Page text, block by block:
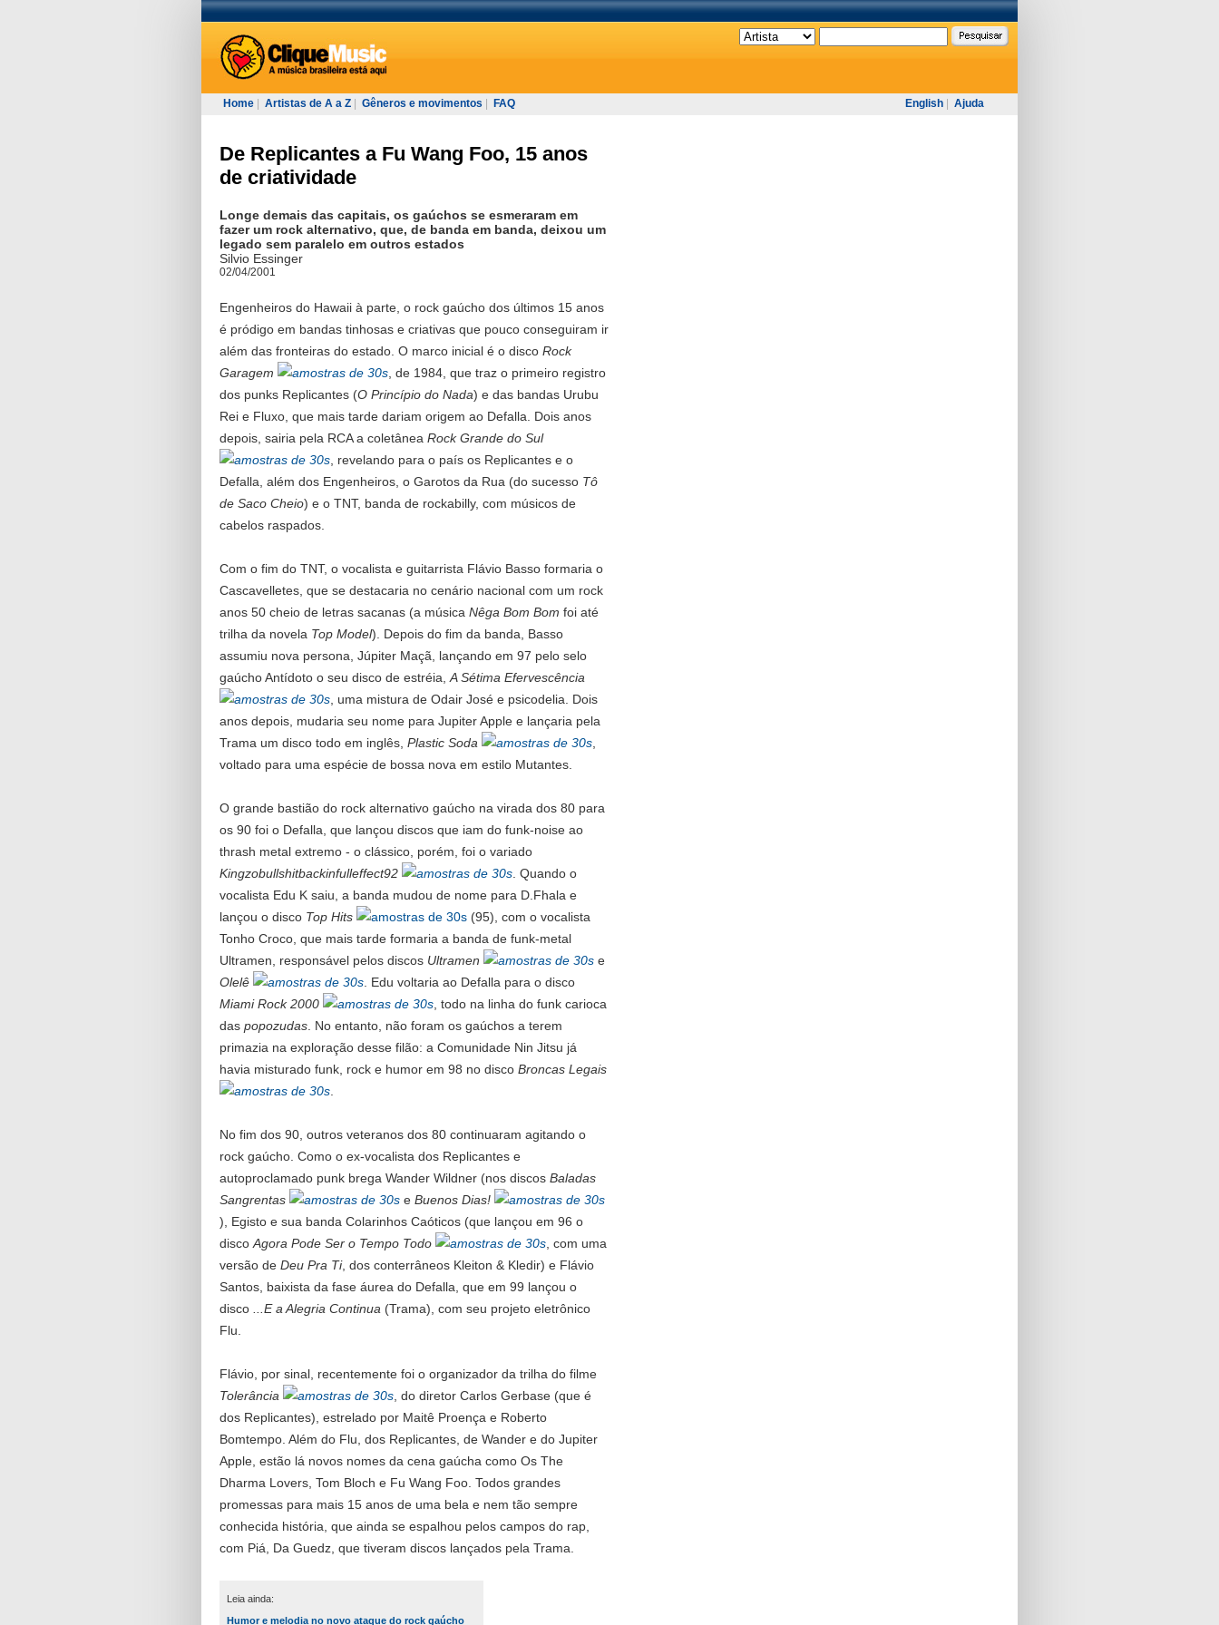
Home Artistas de A a Z Gêneros e movimentos FAQ English Ajuda
De Replicantes a Fu Wang Foo, 15 anos
de criatividade
Longe demais das capitais, os gaúchos se esmeraram em
fazer um rock alternativo, que, de banda em banda, deixou um
legado sem paralelo em outros estados
Silvio Essinger
02/04/2001
Engenheiros do Hawaii à parte, o rock gaúcho dos últimos 15 anos
é pródigo em bandas tinhosas e criativas que pouco conseguiram ir
além das fronteiras do estado. O marco inicial é o disco Rock
Garagem
, de 1984, que traz o primeiro registro
dos punks Replicantes (O Princípio do Nada) e das bandas Urubu
Rei e Fluxo, que mais tarde dariam origem ao Defalla. Dois anos
depois, sairia pela RCA a coletânea Rock Grande do Sul
, revelando para o país os Replicantes e o
Defalla, além dos Engenheiros, o Garotos da Rua (do sucesso Tô
de Saco Cheio) e o TNT, banda de rockabilly, com músicos de
cabelos raspados.
Com o fim do TNT, o vocalista e guitarrista Flávio Basso formaria o
Cascavelletes, que se destacaria no cenário nacional com um rock
anos 50 cheio de letras sacanas (a música Nêga Bom Bom foi até
trilha da novela Top Model). Depois do fim da banda, Basso
assumiu nova persona, Júpiter Maçã, lançando em 97 pelo selo
gaúcho Antídoto o seu disco de estréia, A Sétima Efervescência
, uma mistura de Odair José e psicodelia. Dois
anos depois, mudaria seu nome para Jupiter Apple e lançaria pela
Trama um disco todo em inglês, Plastic Soda
voltado para uma espécie de bossa nova em estilo Mutantes.
O grande bastião do rock alternativo gaúcho na virada dos 80 para
os 90 foi o Defalla, que lançou discos que iam do funk-noise ao
thrash metal extremo - o clássico, porém, foi o variado
Kingzobullshitbackinfulleffect92
. Quando o
vocalista Edu K saiu, a banda mudou de nome para D.Fhala e
lançou o disco Top Hits
(95), com o vocalista
Tonho Croco, que mais tarde formaria a banda de funk-metal
Ultramen, responsável pelos discos Ultramen
e
Olelê
. Edu voltaria ao Defalla para o disco
Miami Rock 2000
, todo na linha do funk carioca
das popozudas . No entanto, não foram os gaúchos a terem
primazia na exploração desse filão: a Comunidade Nin Jitsu já
havia misturado funk, rock e humor em 98 no disco Broncas Legais
No fim dos 90, outros veteranos dos 80 continuaram agitando o
rock gaúcho. Como o ex-vocalista dos Replicantes e
autoproclamado punk brega Wander Wildner (nos discos Baladas
Sangrentas
e Buenos Dias!
), Egisto e sua banda Colarinhos Caóticos (que lançou em 96 o
disco Agora Pode Ser o Tempo Todo
, com uma
versão de Deu Pra Ti, dos conterrâneos Kleiton & Kledir) e Flávio
Santos, baixista da fase áurea do Defalla, que em 99 lançou o
disco
...E a Alegria Continua (Trama), com seu projeto eletrônico
Flu.
Flávio, por sinal, recentemente foi o organizador da trilha do filme
Tolerância
, do diretor Carlos Gerbase (que é
dos Replicantes), estrelado por Maitê Proença e Roberto
Bomtempo. Além do Flu, dos Replicantes, de Wander e do Jupiter
Apple, estão lá novos nomes da cena gaúcha como Os The
Dharma Lovers, Tom Bloch e Fu Wang Foo. Todos grandes
promessas para mais 15 anos de uma bela e nem tão sempre
conhecida história, que ainda se espalhou pelos campos do rap,
com Piá, Da Guedz, que tiveram discos lançados pela Trama.
Leia ainda:
Humor e melodia no novo ataque do rock gaúcho